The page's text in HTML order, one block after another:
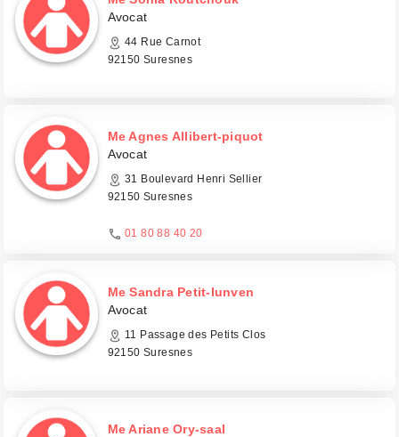
Avocat
44 Rue Carnot
92150 Suresnes
Me Agnes Allibert-piquot
Avocat
31 Boulevard Henri Sellier
92150 Suresnes
01 80 88 40 20
Me Sandra Petit-lunven
Avocat
11 Passage des Petits Clos
92150 Suresnes
Me Ariane Ory-saal